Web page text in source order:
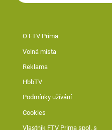
O FTV Prima
Volná místa
Reklama
HbbTV
Podmínky užívání
Cookies
Vlastník FTV Prima spol. s